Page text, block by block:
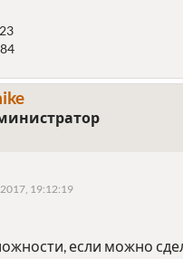
19:12:19
если можно